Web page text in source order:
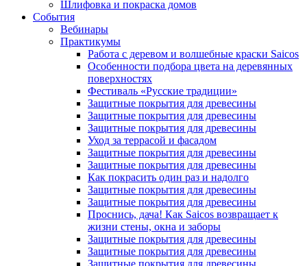
Шлифовка и покраска домов
События
Вебинары
Практикумы
Работа с деревом и волшебные краски Saicos
Особенности подбора цвета на деревянных
поверхностях
Фестиваль «Русские традиции»
Защитные покрытия для древесины
Защитные покрытия для древесины
Защитные покрытия для древесины
Уход за террасой и фасадом
Защитные покрытия для древесины
Защитные покрытия для древесины
Как покрасить один раз и надолго
Защитные покрытия для древесины
Защитные покрытия для древесины
Проснись, дача! Как Saicos возвращает к
жизни стены, окна и заборы
Защитные покрытия для древесины
Защитные покрытия для древесины
Защитные покрытия для древесины